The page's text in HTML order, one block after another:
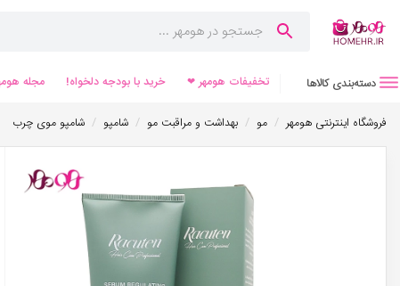
دسته‌بندی کالاها تخفیفات هومهر ❤ خرید با بودجه دلخواه! مجله
فروشگاه اینترنتی هومهر / مو / بهداشت و مراقبت مو / شامپو / شامپو موی چرب